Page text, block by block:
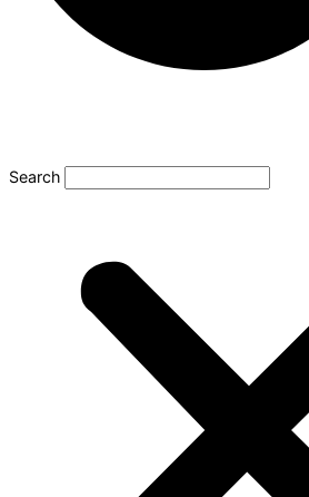
Search